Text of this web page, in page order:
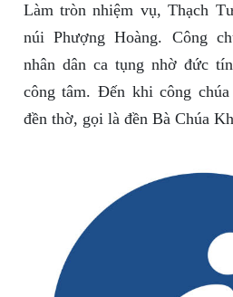
Làm tròn nhiệm vụ, Thạch
núi Phượng Hoàng. Công
nhân dân ca tụng nhờ đức
công tâm. Đến khi công
đền thờ, gọi là đền Bà Chúa